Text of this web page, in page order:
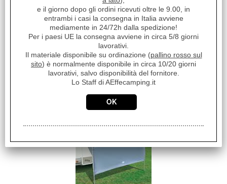
€35,00
iva inclusa
Lista completa » RSS
Offerte
e il giorno dopo gli ordini ricevuti oltre le 9.00, in
entrambi i casi la consegna in Italia avviene
mediamente in 24/72h dalla spedizione!
Per i paesi UE la consegna avviene in circa 5/8 giorni
lavorativi.
Il materiale disponibile su ordinazione (pallino rosso sul
sito) è normalmente disponibile in circa 10/20 giorni
lavorativi, salvo disponibilità del fornitore.
Lo Staff di AEffecamping.it